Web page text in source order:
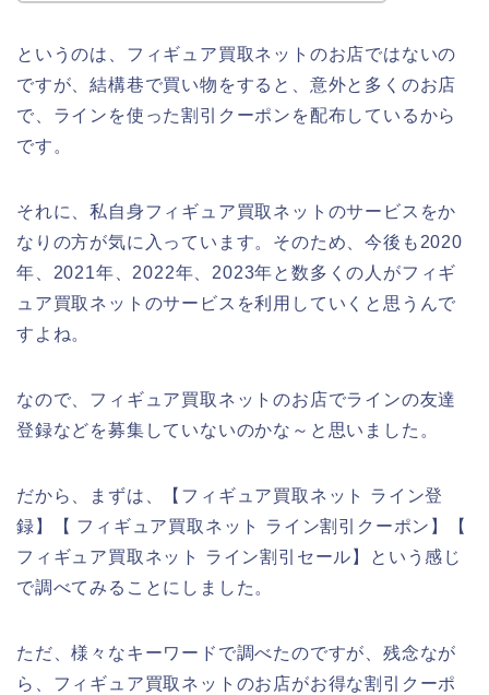
というのは、フィギュア買取ネットのお店ではないの
ですが、結構巷で買い物をすると、意外と多くのお店
で、ラインを使った割引クーポンを配布しているから
です。
それに、私自身フィギュア買取ネットのサービスをか
なりの方が気に入っています。そのため、今後も2020
年、2021年、2022年、2023年と数多くの人がフィギ
ュア買取ネットのサービスを利用していくと思うんで
すよね。
なので、フィギュア買取ネットのお店でラインの友達
登録などを募集していないのかな～と思いました。
だから、まずは、【フィギュア買取ネット ライン登
録】【 フィギュア買取ネット ライン割引クーポン】【
フィギュア買取ネット ライン割引セール】という感じ
で調べてみることにしました。
ただ、様々なキーワードで調べたのですが、残念なが
ら、フィギュア買取ネットのお店がお得な割引クーポ